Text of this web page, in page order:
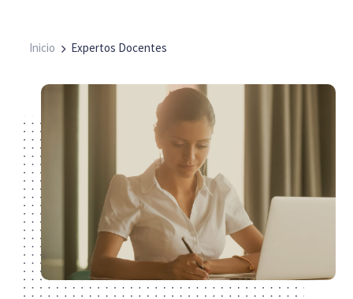
Inicio Expertos Docentes